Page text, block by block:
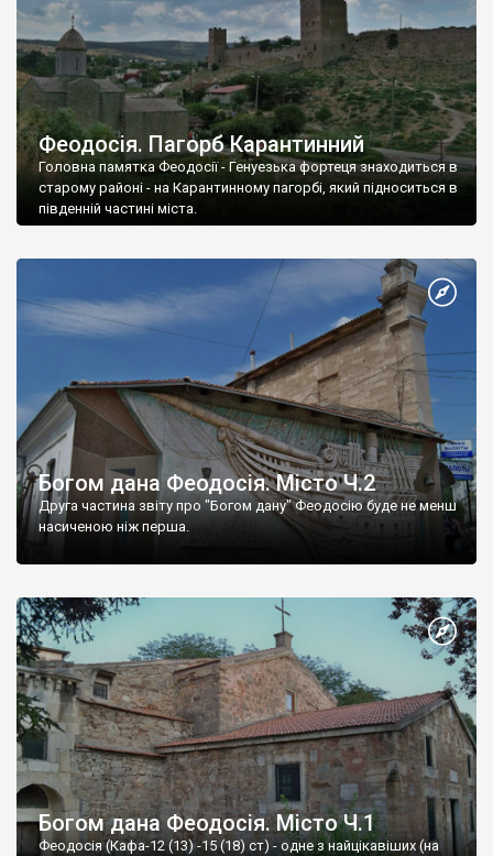
Феодосія. Пагорб Карантинний
Головна памятка Феодосії - Генуезька фортеця знаходиться в
старому районі - на Карантинному пагорбі, який підноситься в
південній частині міста.
Богом дана Феодосія. Місто Ч.2
Друга частина звіту про "Богом дану" Феодосію буде не менш
насиченою ніж перша.
Богом дана Феодосія. Місто Ч.1
Феодосія (Кафа-12 (13) -15 (18) ст) - одне з найцікавіших (на